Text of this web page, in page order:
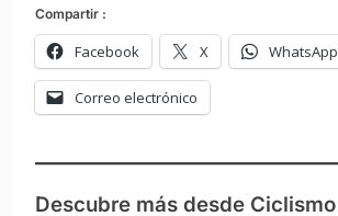
Compartir :
Facebook X WhatsApp
Correo electrónico
Descubre más desde Ciclismo